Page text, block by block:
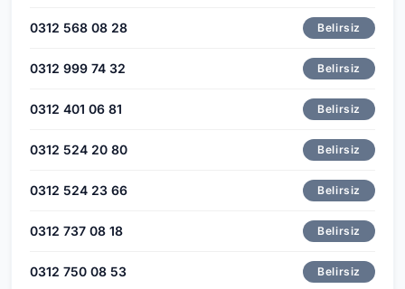
0312 568 08 28 Belirsiz
0312 999 74 32 Belirsiz
0312 401 06 81 Belirsiz
0312 524 20 80 Belirsiz
0312 524 23 66 Belirsiz
0312 737 08 18 Belirsiz
0312 750 08 53 Belirsiz